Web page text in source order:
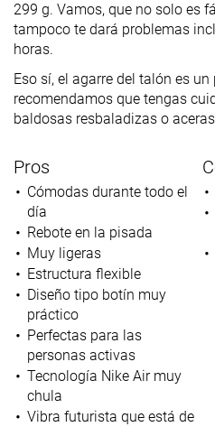
299 g. Vamos, que no solo es
tampoco te dará problemas
horas.
Eso sí, el agarre del talón es
recomendamos que tengas
baldosas resbaladizas o
Pros
Cómodas durante todo el
día
Rebote en la pisada
Muy ligeras
Estructura flexible
Diseño tipo botín muy
práctico
Perfectas para las
personas activas
Tecnología Nike Air muy
chula
Vibra futurista que está de